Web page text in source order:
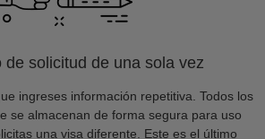
de solicitud de una sola vez
ingreses información repetitiva. Todos los
se almacenan de forma segura para uso
una visa diferente. Este es el último